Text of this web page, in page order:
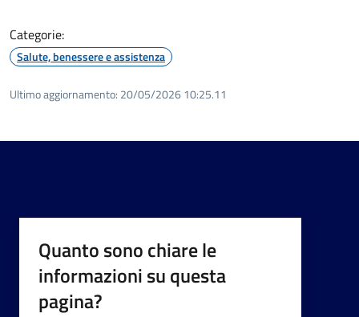
Categorie:
Salute, benessere e assistenza
Ultimo aggiornamento: 20/05/2026 10:25.11
Quanto sono chiare le
informazioni su questa
pagina?